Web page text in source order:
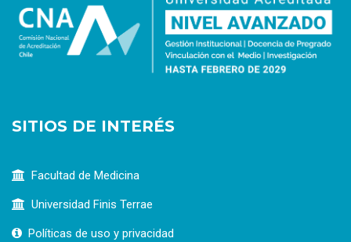
SITIOS DE INTERÉS
Facultad de Medicina
Universidad Finis Terrae
Políticas de uso y privacidad